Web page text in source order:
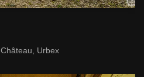
Château Urbex